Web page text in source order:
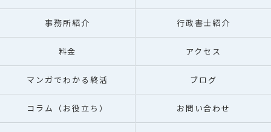
事務所紹介 行政書士紹介
料金 アクセス
マンガでわかる終活 ブログ
コラム（お役立ち） お問い合わせ